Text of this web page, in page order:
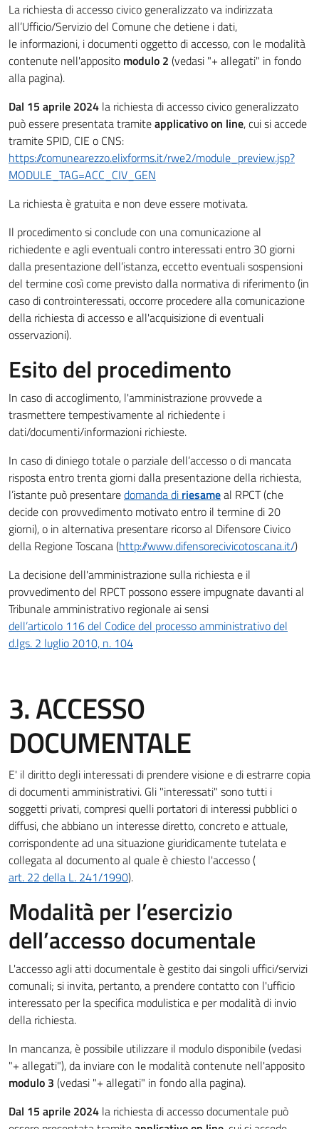
La richiesta di accesso civico generalizzato va indirizzata
all’Ufficio/Servizio del Comune che detiene i dati,
le informazioni, i documenti oggetto di accesso, con le modalità
contenute nell'apposito modulo 2 (vedasi "+ allegati" in fondo
alla pagina).
Dal 15 aprile 2024 la richiesta di accesso civico generalizzato
può essere presentata tramiteapplicativo on line, cui si accede
tramite SPID, CIE o CNS:
https://comunearezzo.elixforms.it/rwe2/module_preview.jsp?
MODULE_TAG=ACC_CIV_GEN
La richiesta è gratuita e non deve essere motivata.
Il procedimento si conclude con una comunicazione al
richiedente e agli eventuali contro interessati entro 30 giorni
dalla presentazione dell’istanza, eccetto eventuali sospensioni
del termine così come previsto dalla normativa di riferimento (in
caso di controinteressati, occorre procedere alla comunicazione
della richiesta di accesso e all'acquisizione di eventuali
osservazioni).
Esito del procedimento
In caso di accoglimento, l'amministrazione provvede a
trasmettere tempestivamente al richiedente i
dati/documenti/informazioni richieste.
In caso di diniego totale o parziale dell’accesso o di mancata
risposta entro trenta giorni dalla presentazione della richiesta,
l’istante può presentaredomanda di riesameal RPCT (che
decide con provvedimento motivato entro il termine di 20
giorni), o in alternativa presentare ricorso al Difensore Civico
della Regione Toscana (http://www.difensorecivicotoscana.it/)
La decisione dell'amministrazione sulla richiesta e il
provvedimento del RPCT possono essere impugnate davanti al
Tribunale amministrativo regionale ai sensi
dell’articolo 116 del Codice del processo amministrativo del
d.lgs. 2 luglio 2010, n. 104
3. ACCESSO
DOCUMENTALE
E' il diritto degli interessati di prendere visione e di estrarre copia
di documenti amministrativi. Gli "interessati" sono tutti i
soggetti privati, compresi quelli portatori di interessi pubblici o
diffusi, che abbiano un interesse diretto, concreto e attuale,
corrispondente ad una situazione giuridicamente tutelata e
collegata al documento al quale è chiesto l'accesso (
art. 22 della L. 241/1990).
Modalità per l’esercizio
dell’accesso documentale
L'accesso agli atti documentale è gestito dai singoli uffici/servizi
comunali; si invita, pertanto, a prendere contatto con l'ufficio
interessato per la specifica modulistica e per modalità di invio
della richiesta.
In mancanza, è possibile utilizzare il modulo disponibile (vedasi
"+ allegati"), da inviare con le modalità contenute nell'apposito
modulo 3 (vedasi "+ allegati" in fondo alla pagina).
Dal 15 aprile 2024 la richiesta di accesso documentale può